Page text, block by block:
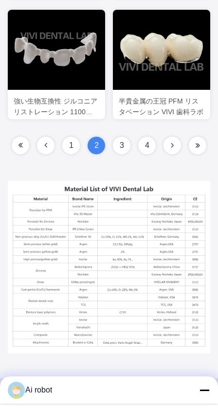
強い生物互換性 ジルコニア
リストレーション 1100
半貴金属の王冠 PFM リス
タベーション VIVI 歯科ラボ
1 2 3 4
Ai robot